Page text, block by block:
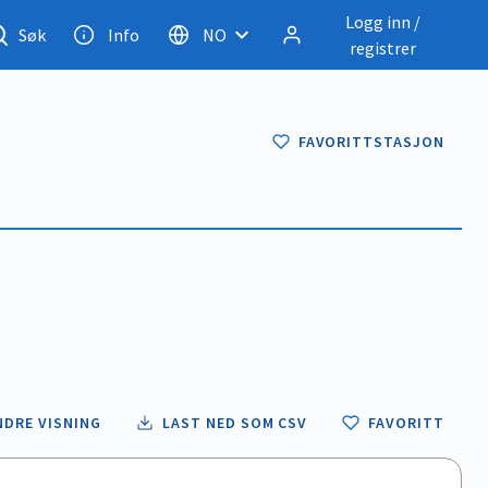
Søk Info NO
Logg inn /
registrer
FAVORITTSTASJON
VISNING LAST NED SOM CSV FAVORITT